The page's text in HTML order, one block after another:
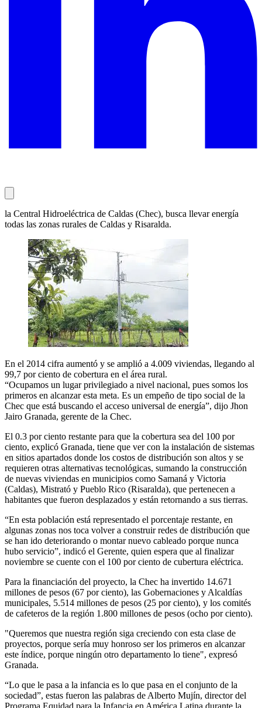
la Central Hidroeléctrica de Caldas (Chec), busca llevar energía
todas las zonas rurales de Caldas y Risaralda.
En el 2014 cifra aumentó y se amplió a 4.009 viviendas, llegando al
99,7 por ciento de cobertura en el área rural.
“Ocupamos un lugar privilegiado a nivel nacional, pues somos los
primeros en alcanzar esta meta. Es un empeño de tipo social de la
Chec que está buscando el acceso universal de energía”, dijo Jhon
Jairo Granada, gerente de la Chec.
El 0.3 por ciento restante para que la cobertura sea del 100 por
ciento, explicó Granada, tiene que ver con la instalación de sistemas
en sitios apartados donde los costos de distribución son altos y se
requieren otras alternativas tecnológicas, sumando la construcción
de nuevas viviendas en municipios como Samaná y Victoria
(Caldas), Mistrató y Pueblo Rico (Risaralda), que pertenecen a
habitantes que fueron desplazados y están retornando a sus tierras.
“En esta población está representado el porcentaje restante, en
algunas zonas nos toca volver a construir redes de distribución que
se han ido deteriorando o montar nuevo cableado porque nunca
hubo servicio”, indicó el Gerente, quien espera que al finalizar
noviembre se cuente con el 100 por ciento de cubertura eléctrica.
Para la financiación del proyecto, la Chec ha invertido 14.671
millones de pesos (67 por ciento), las Gobernaciones y Alcaldías
municipales, 5.514 millones de pesos (25 por ciento), y los comités
de cafeteros de la región 1.800 millones de pesos (ocho por ciento).
"Queremos que nuestra región siga creciendo con esta clase de
proyectos, porque sería muy honroso ser los primeros en alcanzar
este índice, porque ningún otro departamento lo tiene", expresó
Granada.
“Lo que le pasa a la infancia es lo que pasa en el conjunto de la
sociedad”, estas fueron las palabras de Alberto Mujín, director del
Programa Equidad para la Infancia en América Latina durante la